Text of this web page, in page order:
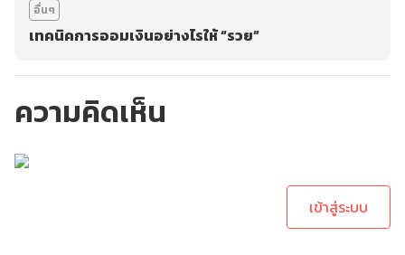
อื่นๆ
เทคนิคการออมเงินอย่างไรให้ “รวย”
ความคิดเห็น
เข้าสู่ระบบ